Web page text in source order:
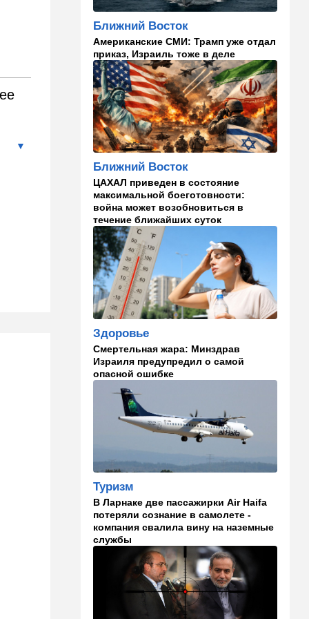
главаря ХАМАСа:
решение"
15:54 Ближний Восток
Расследование инцидента у
деревни Тель: ошибки
армии и героизм бойцов
15:36 В мире
Еще одно громкое
производитель "Упырей" - в
реанимации
15:10 Здоровье
Кишечник - второй мозг
человека и дирижер
иммунной системы
14:45 Ближний Восток
Даже Пезешкиан психанул:
загадка Моджтабы Хаменеи
становится все страннее
14:37 В мире
Теперь и Куба заговорила о
геноциде, но Израиль в
данном случае ни при чем
14:18 Мнения
Почему этот поступок
Альцгеймер начинается не
там, где думали: ученые
нашли возможный источник
болезни
В мире
Палестинская
администрация проиграла
очередную судебную битву
Ближний Восток
Американские СМИ: Трамп уже отдал
приказ, Израиль тоже в деле
Ближний Восток
ЦАХАЛ приведен в состояние
максимальной боеготовности:
война может возобновиться в
течение ближайших суток
Здоровье
Смертельная жара: Минздрав
Израиля предупредил о самой
опасной ошибке
Туризм
В Ларнаке две пассажирки Air Haifa
потеряли сознание в самолете -
компания свалила вину на наземные
службы